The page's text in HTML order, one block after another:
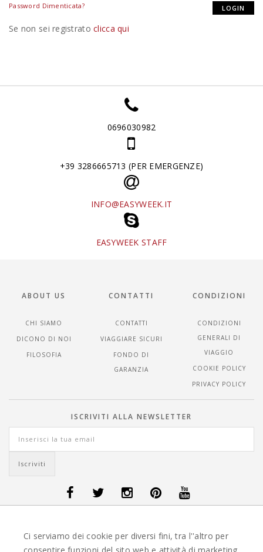
Password Dimenticata?
Se non sei registratoclicca qui
0696030982
+39 3286665713 (PER EMERGENZE)
INFO@EASYWEEK.IT
EASYWEEK STAFF
ABOUT US
CHI SIAMO
DICONO DI NOI
FILOSOFIA
CONTATTI
CONTATTI
VIAGGIARE SICURI
FONDO DI
GARANZIA
CONDIZIONI
CONDIZIONI
GENERALI DI
VIAGGIO
COOKIE POLICY
PRIVACY POLICY
ISCRIVITI ALLA NEWSLETTER
VIAGGI GUATEMALA -OFFERTE VIAGGI ISLANDA -OFFERTE VIAGGI
OFFERTE VIAGGI MAURITIUS OFFERTE VIAGGI MESSICO
Ci serviamo dei cookie per diversi fini, tra l''altro per